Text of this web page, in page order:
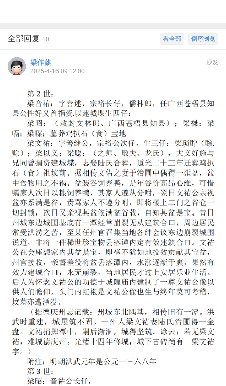
倒序浏览
看全部
全部回复 10
沙发
梁作麒
2025-4-16 09:12:00